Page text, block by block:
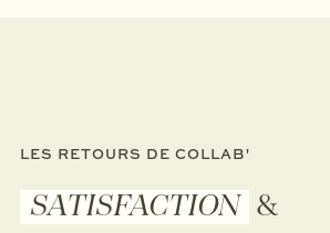
LES RETOURS DE COLLAB'
SATISFACTION &